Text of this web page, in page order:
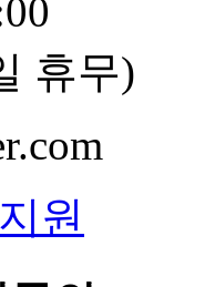
휴무)
원